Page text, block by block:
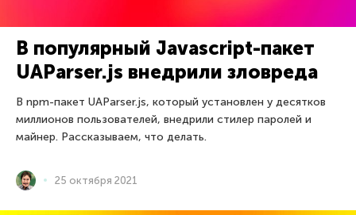
В популярный Javascript-пакет
UAParser.js внедрили зловреда
В npm-пакет UAParser.js, который установлен у десятков
миллионов пользователей, внедрили стилер паролей и
майнер. Рассказываем, что делать.
25 октября 2021